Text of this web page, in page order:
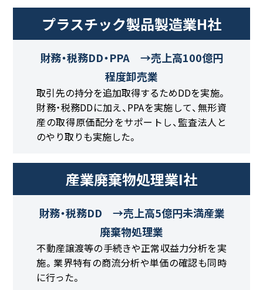
プラスチック製品製造業H社
財務・税務DD・PPA →売上高100億円
程度卸売業
取引先の持分を追加取得するためDDを実施。
財務・税務DDに加え、PPAを実施して、無形資
産の取得原価配分をサポートし、監査法人と
のやり取りも実施した。
産業廃棄物処理業I社
財務・税務DD →売上高5億円未満産業
廃棄物処理業
不動産譲渡等の手続きや正常収益力分析を実
施。業界特有の商流分析や単価の確認も同時
に行った。